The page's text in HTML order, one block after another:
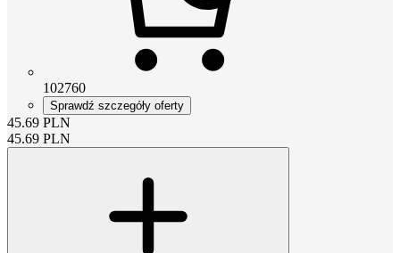
102760
Sprawdź szczegóły oferty
45.69 PLN
45.69 PLN